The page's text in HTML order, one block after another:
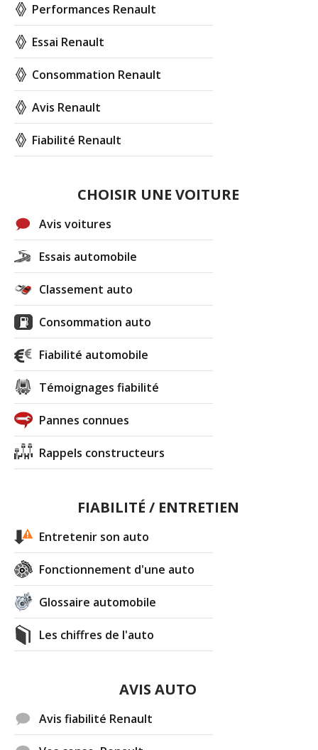
Performances Renault
Essai Renault
Consommation Renault
Avis Renault
Fiabilité Renault
CHOISIR UNE VOITURE
Avis voitures
Essais automobile
Classement auto
Consommation auto
Fiabilité automobile
Témoignages fiabilité
Pannes connues
Rappels constructeurs
FIABILITÉ / ENTRETIEN
Entretenir son auto
Fonctionnement d'une auto
Glossaire automobile
Les chiffres de l'auto
AVIS AUTO
Avis fiabilité Renault